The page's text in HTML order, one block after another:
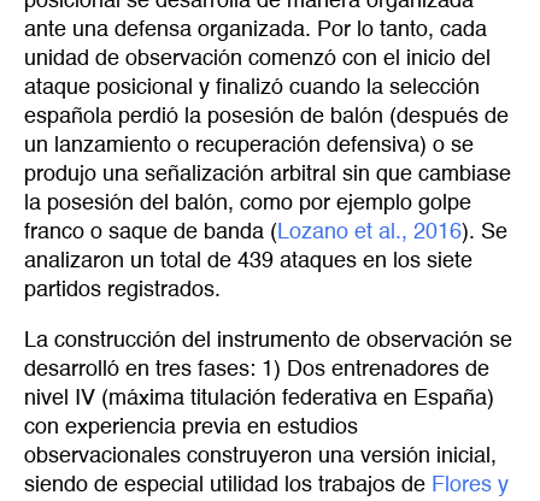
ante una defensa organizada. Por lo tanto, cada
unidad de observación comenzó con el inicio del
ataque posicional y finalizó cuando la selección
española perdió la posesión de balón (después de
un lanzamiento o recuperación defensiva) o se
produjo una señalización arbitral sin que cambiase
la posesión del balón, como por ejemplo golpe
franco o saque de banda ( Lozano et al., 2016). Se
analizaron un total de 439 ataques en los siete
partidos registrados.
La construcción del instrumento de observación se
desarrolló en tres fases: 1) Dos entrenadores de
nivel IV (máxima titulación federativa en España)
con experiencia previa en estudios
observacionales construyeron una versión inicial,
siendo de especial utilidad los trabajos de Flores y